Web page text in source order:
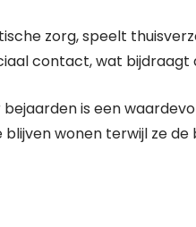
zorg, speelt
contact, wat bijdraagt
is een
wonen terwijl ze